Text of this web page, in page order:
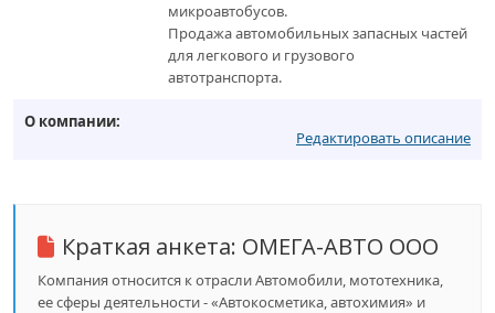
микроавтобусов.
Продажа автомобильных запасных частей
для легкового и грузового
автотранспорта.
О компании:
Редактировать описание
Краткая анкета: ОМЕГА-АВТО ООО
Компания относится к отрасли Автомобили, мототехника,
ее сферы деятельности - «Автокосметика, автохимия» и